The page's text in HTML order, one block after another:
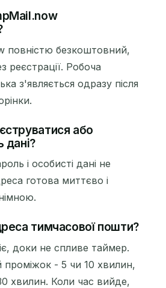
повністю безкоштовний,
реєстрації. Робоча
з'являється одразу після
або
дані?
і особисті дані не
готова миттєво і
тимчасової пошти?
доки не спливе таймер.
проміжок - 5 чи 10 хвилин,
хвилин. Коли час вийде,